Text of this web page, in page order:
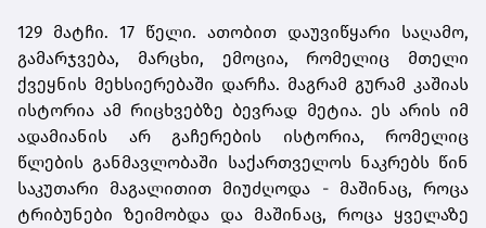
129 მატჩი. 17 წელი. ათობით დაუვიწყარი საღამო,
გამარჯვება, მარცხი, ემოცია, რომელიც მთელი
ქვეყნის მეხსიერებაში დარჩა. მაგრამ გურამ კაშიას
ისტორია ამ რიცხვებზე ბევრად მეტია. ეს არის იმ
ადამიანის არ გაჩერების ისტორია, რომელიც
წლების განმავლობაში საქართველოს ნაკრებს წინ
საკუთარი მაგალითით მიუძღოდა - მაშინაც, როცა
ტრიბუნები ზეიმობდა და მაშინაც, როცა ყველაზე